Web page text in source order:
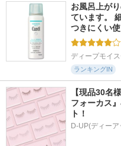
お風呂上が
ています。
つきにくい
ディープモイ
ランキングIN
【現品30名
フォーカス
ト！
D-UP(ディーア